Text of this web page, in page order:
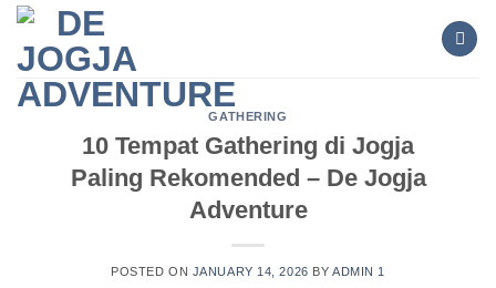
Skip
content
GATHERING
10 Tempat Gathering di Jogja
Paling Rekomended – De Jogja
Adventure
POSTED ON JANUARY 14, 2026 BY ADMIN 1